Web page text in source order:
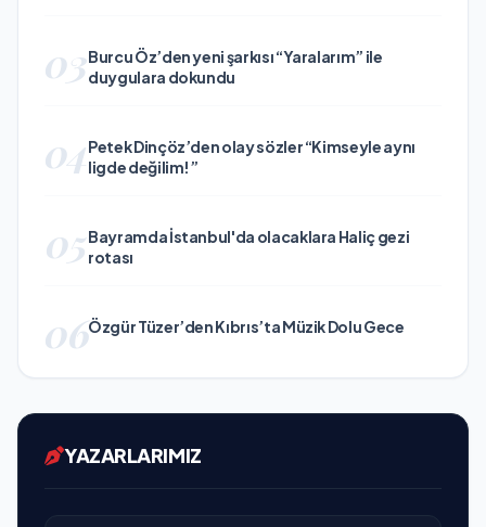
03Burcu Öz’den yeni şarkısı “Yaralarım” ile
duygulara dokundu
04Petek Dinçöz’den olay sözler “Kimseyle aynı
ligde değilim!”
05Bayramda İstanbul'da olacaklara Haliç gezi
rotası
06Özgür Tüzer’den Kıbrıs’ta Müzik Dolu Gece
YAZARLARIMIZ